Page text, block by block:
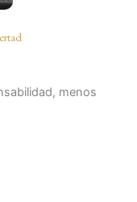
menos